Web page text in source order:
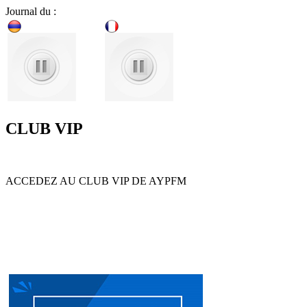
Journal du :
CLUB VIP
ACCEDEZ AU CLUB VIP DE AYPFM